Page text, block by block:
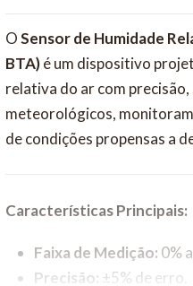
OSensor de Humidade
BTA)é um dispositivo
relativa do ar com
meteorológicos,
de condições propensas a
Características Principais:
Faixa de Medição: 0%
Precisão: ±5% de erro.